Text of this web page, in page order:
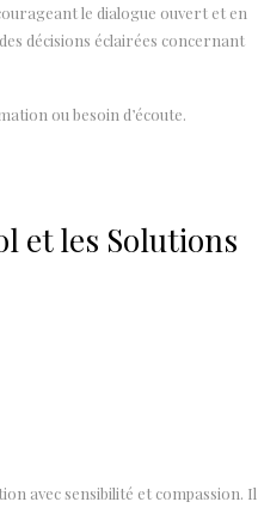
le dialogue ouvert et en
décisions éclairées concernant
ou besoin d’écoute.
et les Solutions
avec sensibilité et compassion. Il